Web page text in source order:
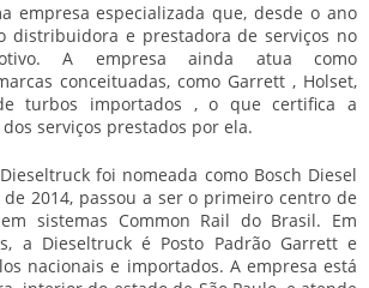
empresa especializada que, desde o ano
distribuidora e prestadora de serviços no
A empresa ainda atua como
conceituadas, como Garrett , Holset,
turbos importados , o que certifica a
serviços prestados por ela.
foi nomeada como Bosch Diesel
2014, passou a ser o primeiro centro de
sistemas Common Rail do Brasil. Em
a Dieseltruck é Posto Padrão Garrett e
nacionais e importados. A empresa está